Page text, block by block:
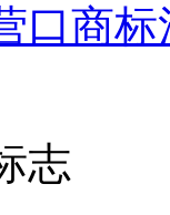
口商标
志